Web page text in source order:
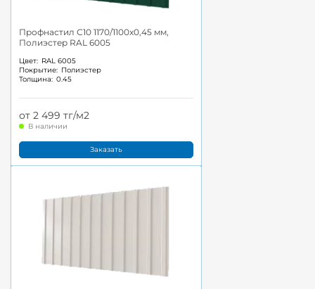
Профнастил С10 1170/1100x0,45 мм,
Полиэстер RAL 6005
Цвет: RAL 6005
Покрытие: Полиэстер
Толщина: 0.45
от 2 499 тг/м2
В наличии
Заказать